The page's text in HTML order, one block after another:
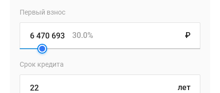
Первый взнос
₽
30.0%
Срок кредита
лет